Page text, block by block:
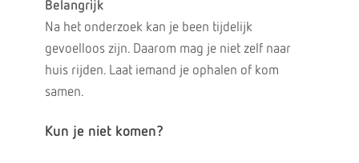
Belangrijk
Na het onderzoek kan je been tijdelijk
gevoelloos zijn. Daarom mag je niet zelf naar
huis rijden. Laat iemand je ophalen of kom
samen.
Kun je niet komen?